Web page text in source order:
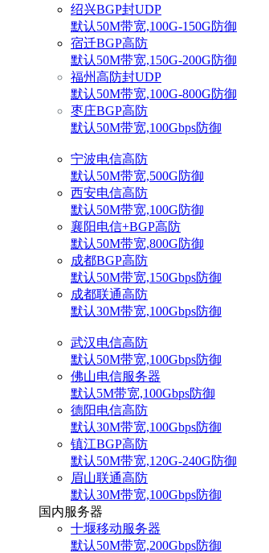
绍兴BGP封UDP
默认50M带宽,100G-150G防御
宿迁BGP高防
默认50M带宽,150G-200G防御
福州高防封UDP
默认50M带宽,100G-800G防御
枣庄BGP高防
默认50M带宽,100Gbps防御
宁波电信高防
默认50M带宽,500G防御
西安电信高防
默认50M带宽,100G防御
襄阳电信+BGP高防
默认50M带宽,800G防御
成都BGP高防
默认50M带宽,150Gbps防御
成都联通高防
默认30M带宽,100Gbps防御
武汉电信高防
默认50M带宽,100Gbps防御
佛山电信服务器
默认5M带宽,100Gbps防御
德阳电信高防
默认30M带宽,100Gbps防御
镇江BGP高防
默认50M带宽,120G-240G防御
眉山联通高防
默认30M带宽,100Gbps防御
国内服务器
十堰移动服务器
默认50M带宽,200Gbps防御